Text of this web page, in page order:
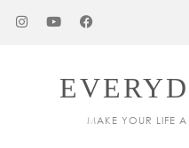
MAKE YOUR LIFE A